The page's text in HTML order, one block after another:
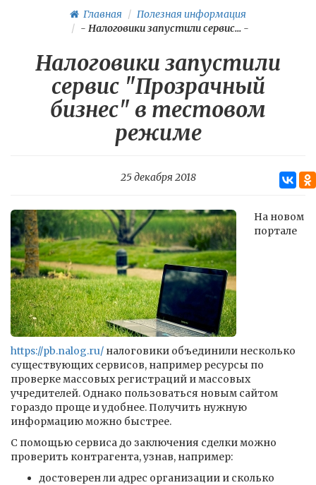
Главная
Полезная информация
- Налоговики запустили сервис...-
Налоговики запустили
сервис "Прозрачный
бизнес" в тестовом
режиме
25 декабря 2018
На новом
портале
https://pb.nalog.ru/ налоговики объединили несколько
существующих сервисов, например ресурсы по
проверке массовых регистраций и массовых
учредителей. Однако пользоваться новым сайтом
гораздо проще и удобнее. Получить нужную
информацию можно быстрее.
С помощью сервиса до заключения сделки можно
проверить контрагента, узнав, например:
достоверен ли адрес организации и сколько